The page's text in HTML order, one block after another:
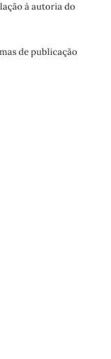
à autoria do
de publicação